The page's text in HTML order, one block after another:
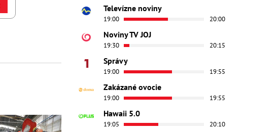
Televízne noviny
19:00 20:00
Noviny TV JOJ
19:30 20:15
Správy
19:00 19:55
Zakázané ovocie
19:00 19:55
Hawaii 5.0
19:05 20:10